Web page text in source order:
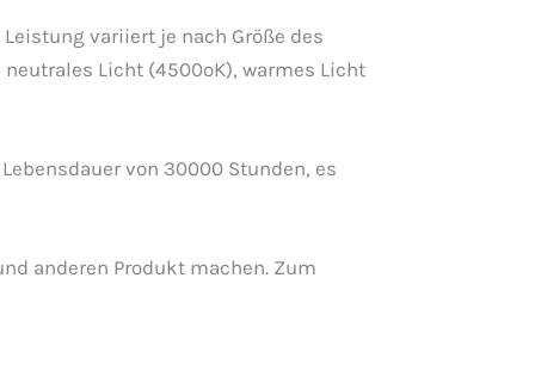
variiert je nach Größe des
Licht (4500ºK), warmes Licht
von 30000 Stunden, es
anderen Produkt machen. Zum